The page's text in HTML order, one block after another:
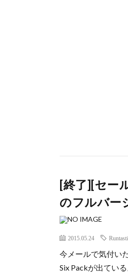
[終了][セー
のフルバー
2015.05.24
今メールで気付い
Six Packが出てい